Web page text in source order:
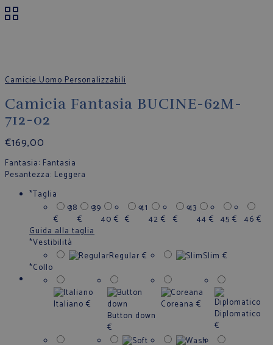
Camicie Uomo Personalizzabili
Camicia Fantasia BUCINE-62M-
712-02
€169,00
Fantasia: Fantasia
Pesantezza: Leggera
*Taglia
38
€
39
€
40 €
41
€
42 €
43
€
44 € 45 € 46 €
Guida alla taglia
*Vestibilità
Regular € Slim €
*Collo
Italiano €
Button down
€
Coreana €
Diplomatico
€